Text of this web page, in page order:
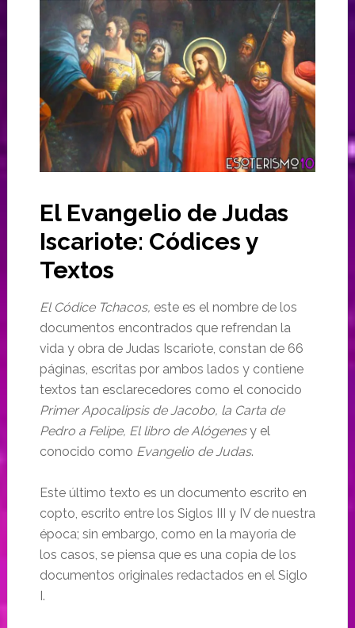
El Evangelio de Judas
Iscariote: Códices y
Textos
El Códice Tchacos, este es el nombre de los
documentos encontrados que refrendan la
vida y obra de Judas Iscariote, constan de 66
páginas, escritas por ambos lados y contiene
textos tan esclarecedores como el conocido
Primer Apocalipsis de Jacobo, la Carta de
Pedro a Felipe, El libro de Alógenesy el
conocido como Evangelio de Judas.
Este último texto es un documento escrito en
copto, escrito entre los Siglos III y IV de nuestra
época; sin embargo, como en la mayoría de
los casos, se piensa que es una copia de los
documentos originales redactados en el Siglo
I.